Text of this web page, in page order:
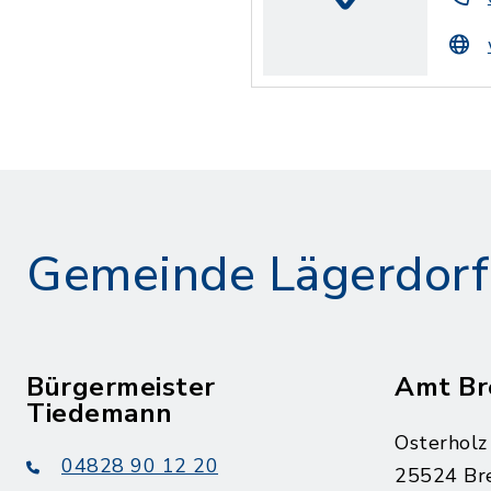
Gemeinde Lägerdorf
Bürgermeister
Tiedemann
04828 90 12 20
Amt
25524